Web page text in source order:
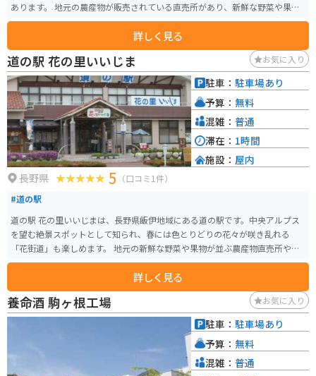
あります。 地元の農産物が販売されている直売所があり、新鮮な野菜や果物
を購入できます。特におすすめなのは、飯田市の特産品である「市田柿」で
す。濃厚な甘さと、もっちりとした食感が特徴です。 バイクで訪れる場合、
道の駅には広い駐車場が完備されているので安心です。また、周辺には南ア
ルプスの山々が連なり、絶景のツーリングコースとしても人気があります。
道の駅 田切の里を拠点に、自然豊かな景色を楽しみながらバイクで走ってみ
てはいかがでしょうか。 周辺には、りんご並木など、自然を楽しめるスポッ
トも点在しています。道の駅で休憩した後は、周辺の観光スポットにも足を
運んでみてください。
詳しく見る
道の駅 花の里いいじま お気に入り
長野県 5 （口コミ1件）
#道の駅
道の駅 花の里いいじまは、長野県飯伊地域にある道の駅です。中央アルプス
を望む絶景スポットとして知られ、春には色とりどりの花々が咲き乱れる
「花街道」も楽しめます。 地元の新鮮な野菜や果物が並ぶ農産物直売所や、
手打ちそばやソースカツ丼などのご当地グルメが味わえる飲食店も人気で
す。特におすすめは、地元産のそば粉を使った「天龍そば」です。 バイクで
訪れる場合、道の駅には広い駐車場が完備されているので安心です。周辺に
は、中央アルプスを望むワインディングロードなど、ツーリングに最適なル
ートも充実しています。 お土産には、地元産のりんごを使ったジュースやジ
ャム、そばを使ったお菓子などがおすすめです。
詳しく見る
駐車： 駐車場あり
予算： 無料
混雑： 普通
滞在： 1時間
施設： 屋内
養命酒 駒ヶ根工場 お気に入り
駐車： 駐車場あり
予算： 無料
混雑： 普通